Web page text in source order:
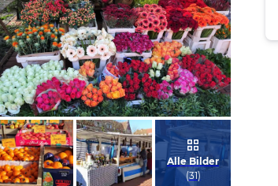
Bild melden
von Jörn
Bild melden
von Jörn
Alle Bilder
(31)